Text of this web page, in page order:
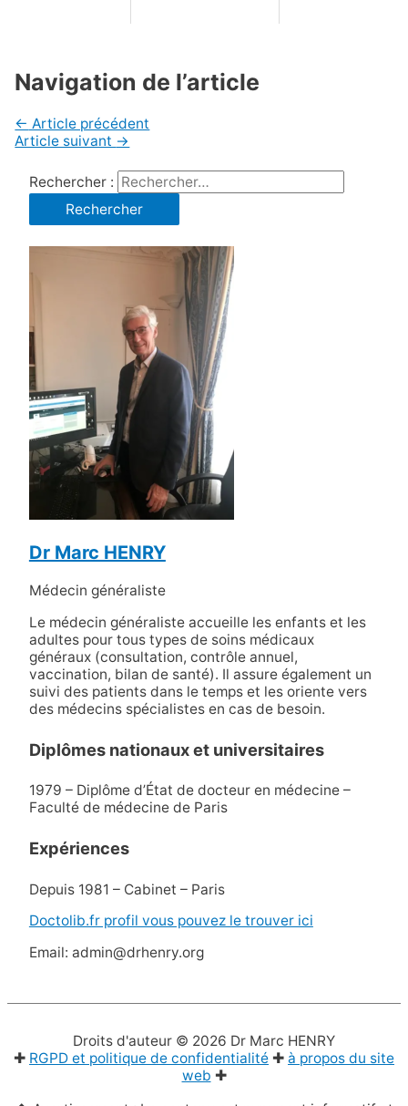
Navigation de l’article
← Article précédent
Article suivant →
Rechercher :
Dr Marc HENRY
Médecin généraliste
Le médecin généraliste accueille les enfants et les
adultes pour tous types de soins médicaux
généraux (consultation, contrôle annuel,
vaccination, bilan de santé). Il assure également un
suivi des patients dans le temps et les oriente vers
des médecins spécialistes en cas de besoin.
Diplômes nationaux et universitaires
1979 – Diplôme d’État de docteur en médecine –
Faculté de médecine de Paris
Expériences
Depuis 1981 – Cabinet – Paris
Doctolib.fr profil vous pouvez le trouver ici
Email: admin@drhenry.org
Droits d'auteur © 2026 Dr Marc HENRY
✚ RGPD et politique de confidentialité ✚ à propos du site
web ✚